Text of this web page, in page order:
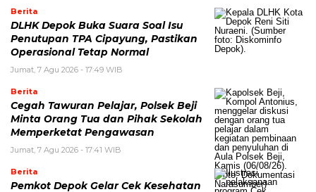
Berita
DLHK Depok Buka Suara Soal Isu
Penutupan TPA Cipayung, Pastikan
Operasional Tetap Normal
Jumat, 7 Agu 2026 - 17:49 WIB
Berita
Cegah Tawuran Pelajar, Polsek Beji
Minta Orang Tua dan Pihak Sekolah
Memperketat Pengawasan
Jumat, 7 Agu 2026 - 17:41 WIB
Berita
Pemkot Depok Gelar Cek Kesehatan